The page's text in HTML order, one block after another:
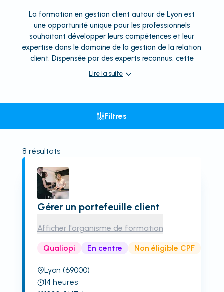
La formation en gestion client autour de Lyon est
une opportunité unique pour les professionnels
souhaitant développer leurs compétences et leur
expertise dans le domaine de la gestion de la relation
client. Dispensée par des experts reconnus, cette
Lire la suite
Filtres
8 résultats
Gérer un portefeuille client
Afficher l'organisme de formation
Qualiopi En centre Non éligible CPF
Lyon (69000)
14 heures